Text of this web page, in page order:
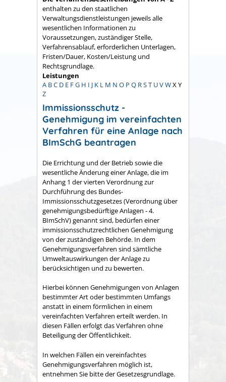
enthalten zu den staatlichen
Verwaltungsdienstleistungen jeweils alle
wesentlichen Informationen zu
Voraussetzungen, zuständiger Stelle,
Verfahrensablauf, erforderlichen Unterlagen,
Fristen/Dauer, Kosten/Leistung und
Rechtsgrundlage.
Leistungen
A BC D E FG H I J K L M N O P Q RST UVWX Y
Z
Immissionsschutz -
Genehmigung im vereinfachten
Verfahren für eine Anlage nach
BImSchG beantragen
Die Errichtung und der Betrieb sowie die
wesentliche Änderung einer Anlage, die im
Anhang 1 der vierten Verordnung zur
Durchführung des Bundes-
Immissionsschutzgesetzes (Verordnung über
genehmigungsbedürftige Anlagen - 4.
BImSchV) genannt sind, bedürfen einer
immissionsschutzrechtlichen Genehmigung
von der zuständigen Behörde. In dem
Genehmigungsverfahren sind sämtliche
Umweltauswirkungen der Anlage zu
berücksichtigen und zu bewerten.
Hierbei können Genehmigungen von Anlagen
bestimmter Art oder bestimmten Umfangs
anstatt in einem förmlichen in einem
vereinfachten Verfahren erteilt werden. In
diesen Fällen erfolgt das Verfahren ohne
Beteiligung der Öffentlichkeit.
In welchen Fällen ein vereinfachtes
Genehmigungsverfahren möglich ist,
entnehmen Sie bitte der Gesetzesgrundlage.